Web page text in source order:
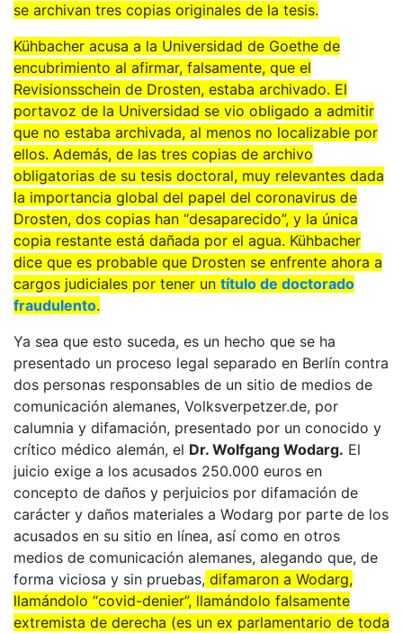
se archivan tres copias originales de la tesis.
Kühbacher acusa a la Universidad de Goethe de
encubrimiento al afirmar, falsamente, que el
Revisionsschein de Drosten, estaba archivado. El
portavoz de la Universidad se vio obligado a admitir
que no estaba archivada, al menos no localizable por
ellos. Además, de las tres copias de archivo
obligatorias de su tesis doctoral, muy relevantes dada
la importancia global del papel del coronavirus de
Drosten, dos copias han “desaparecido”, y la única
copia restante está dañada por el agua. Kühbacher
dice que es probable que Drosten se enfrente ahora a
cargos judiciales por tener un título de doctorado
fraudulento.
Ya sea que esto suceda, es un hecho que se ha
presentado un proceso legal separado en Berlín contra
dos personas responsables de un sitio de medios de
comunicación alemanes, Volksverpetzer.de, por
calumnia y difamación, presentado por un conocido y
crítico médico alemán, el Dr. Wolfgang Wodarg. El
juicio exige a los acusados 250.000 euros en
concepto de daños y perjuicios por difamación de
carácter y daños materiales a Wodarg por parte de los
acusados en su sitio en línea, así como en otros
medios de comunicación alemanes, alegando que, de
forma viciosa y sin pruebas, difamaron a Wodarg,
llamándolo “covid-denier”, llamándolo falsamente
extremista de derecha (es un ex parlamentario de toda